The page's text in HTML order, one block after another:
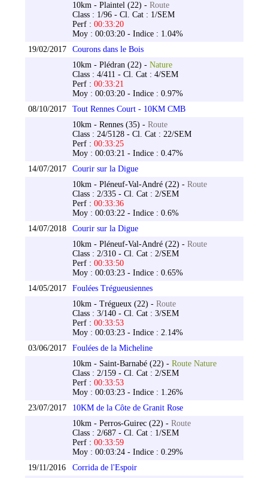
10km - Plaintel (22) - Route
Class : 1/96 - Cl. Cat : 1/SEM
Perf : 00:33:20
Moy : 00:03:20 - Indice : 1.04%
19/02/2017
Courons dans le Bois
10km - Plédran (22) - Nature
Class : 4/411 - Cl. Cat : 4/SEM
Perf : 00:33:21
Moy : 00:03:20 - Indice : 0.97%
08/10/2017
Tout Rennes Court - 10KM CMB
10km - Rennes (35) - Route
Class : 24/5128 - Cl. Cat : 22/SEM
Perf : 00:33:25
Moy : 00:03:21 - Indice : 0.47%
14/07/2017
Courir sur la Digue
10km - Pléneuf-Val-André (22) - Route
Class : 2/335 - Cl. Cat : 2/SEM
Perf : 00:33:36
Moy : 00:03:22 - Indice : 0.6%
14/07/2018
Courir sur la Digue
10km - Pléneuf-Val-André (22) - Route
Class : 2/310 - Cl. Cat : 2/SEM
Perf : 00:33:50
Moy : 00:03:23 - Indice : 0.65%
14/05/2017
Foulées Trégueusiennes
10km - Trégueux (22) - Route
Class : 3/140 - Cl. Cat : 3/SEM
Perf : 00:33:53
Moy : 00:03:23 - Indice : 2.14%
03/06/2017
Foulées de la Micheline
10km - Saint-Barnabé (22) - Route Nature
Class : 2/159 - Cl. Cat : 2/SEM
Perf : 00:33:53
Moy : 00:03:23 - Indice : 1.26%
23/07/2017
10KM de la Côte de Granit Rose
10km - Perros-Guirec (22) - Route
Class : 2/687 - Cl. Cat : 1/SEM
Perf : 00:33:59
Moy : 00:03:24 - Indice : 0.29%
19/11/2016
Corrida de l'Espoir